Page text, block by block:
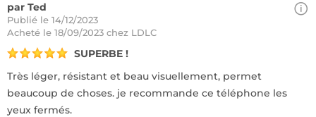
par Ted
Publié le 14/12/2023
Acheté le 18/09/2023 chez LDLC
SUPERBE !
Très léger, résistant et beau visuellement, permet
beaucoup de choses. je recommande ce téléphone les
yeux fermés.